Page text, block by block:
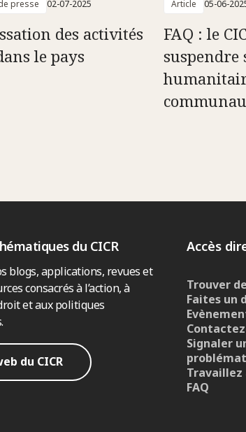
presse 02-07-2025
des activités
le pays
Article 05-06-
FAQ : le
suspendre
du CICR
blogs, applications, revues et
consacrés à l’action, à
et aux politiques
du CICR
Accès
Trouver
Faites un
Signaler
Travaillez
FAQ